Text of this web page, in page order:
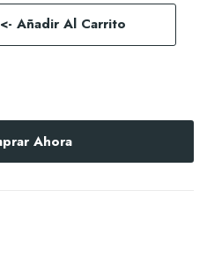
<- Añadir Al Carrito
Ahora